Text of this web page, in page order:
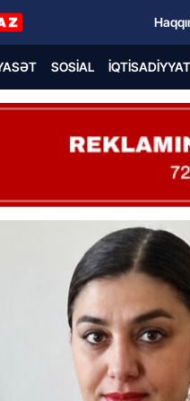
SOSIAL İQTISADIYYAT